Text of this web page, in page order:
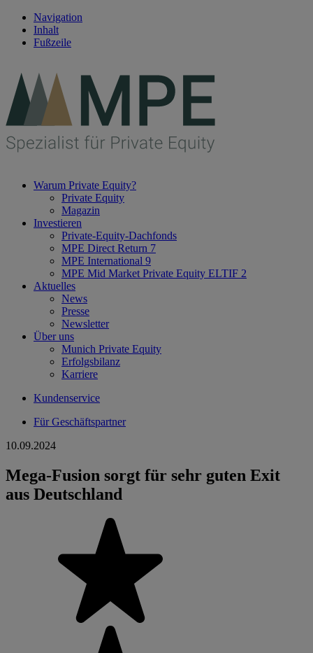
Navigation
Inhalt
Fußzeile
Warum Private Equity?
Private Equity
Magazin
Investieren
Private-Equity-Dachfonds
MPE Direct Return 7
MPE International 9
MPE Mid Market Private Equity ELTIF 2
Aktuelles
News
Presse
Newsletter
Über uns
Munich Private Equity
Erfolgsbilanz
Karriere
Kundenservice
Für Geschäftspartner
10.09.2024
Mega-Fusion sorgt für sehr guten Exit
aus Deutschland